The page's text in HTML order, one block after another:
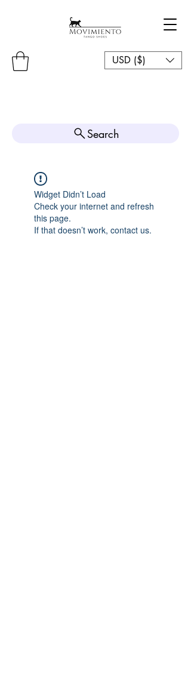
USD ($)
Search
Widget Didn’t Load
Check your internet and refresh
this page.
If that doesn’t work, contact us.